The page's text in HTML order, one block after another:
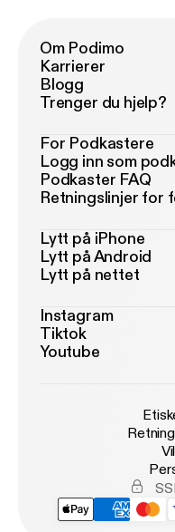
Om Podimo
Karrierer
Blogg
Trenger du hjelp?
For Podkastere
Logg inn som
Podkaster FAQ
Retningslinjer for
Lytt på iPhone
Lytt på Android
Lytt på nettet
Instagram
Tiktok
Youtube